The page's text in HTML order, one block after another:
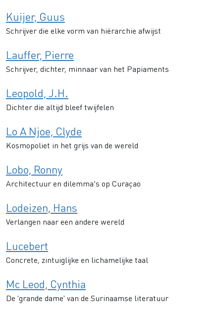
Kuijer, Guus
Schrijver die elke vorm van hiërarchie afwijst
Lauffer, Pierre
Schrijver, dichter, minnaar van het Papiaments
Leopold, J.H.
Dichter die altijd bleef twijfelen
Lo A Njoe, Clyde
Kosmopoliet in het grijs van de wereld
Lobo, Ronny
Architectuur en dilemma’s op Curaçao
Lodeizen, Hans
Verlangen naar een andere wereld
Lucebert
Concrete, zintuiglijke en lichamelijke taal
Mc Leod, Cynthia
De 'grande dame' van de Surinaamse literatuur